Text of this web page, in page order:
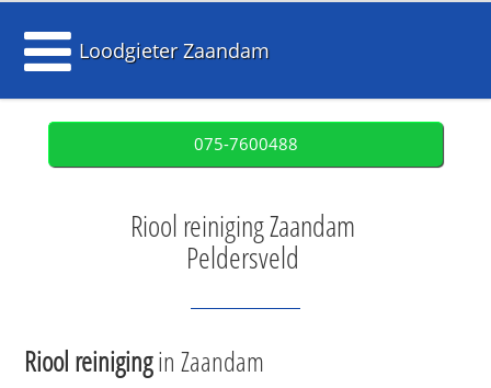
Loodgieter Zaandam
075-7600488
Riool reiniging Zaandam
Peldersveld
Riool reinigingin Zaandam